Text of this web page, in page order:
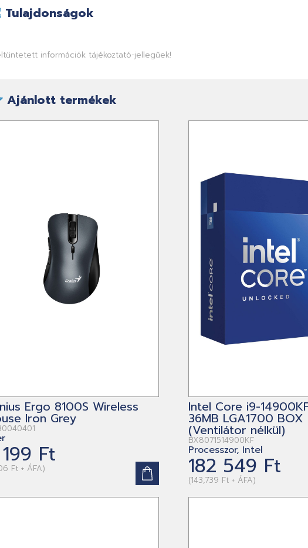
Tulajdonságok
információk tájékoztató-jellegűek!
Ajánlott termékek
Ergo 8100S Wireless
Iron Grey
Ft
Ft + ÁFA)
Intel Core i9-
36MB LGA1700 BOX
(Ventilátor nélkül)
BX8071514900KF
Processzor, Intel
182 549 Ft
(143,739 Ft + ÁFA)